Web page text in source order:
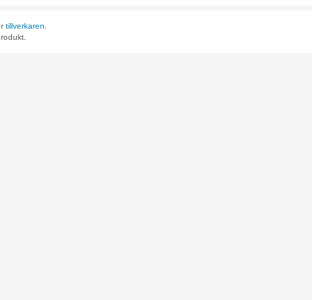
tillverkaren.